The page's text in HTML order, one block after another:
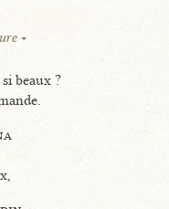
beaux ?